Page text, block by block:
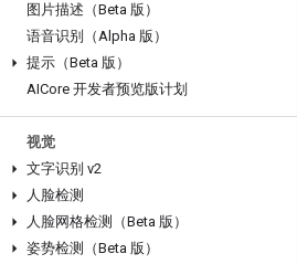
图片描述（Beta 版）
语音识别（Alpha 版）
提示（Beta 版）
AICore 开发者预览版计划
视觉
文字识别 v2
人脸检测
人脸网格检测（Beta 版）
姿势检测（Beta 版）